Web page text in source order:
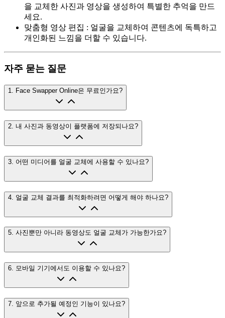
을 교체한 사진과 영상을 생성하여 특별한 추억을 만드
세요.
맞춤형 영상 편집 : 얼굴을 교체하여 콘텐츠에 독특하고
개인화된 느낌을 더할 수 있습니다.
자주 묻는 질문
1. Face Swapper Online은 무료인가요?
2. 내 사진과 동영상이 플랫폼에 저장되나요?
3 어떤 미디어를 얼굴 교체에 사용할 수 있나요?
4 얼굴 교체 결과를 최적화하려면 어떻게 해야 하나요?
5. 사진뿐만 아니라 동영상도 얼굴 교체가 가능한가요?
6. 모바일 기기에서도 이용할 수 있나요?
7 앞으로 추가될 예정인 기능이 있나요?